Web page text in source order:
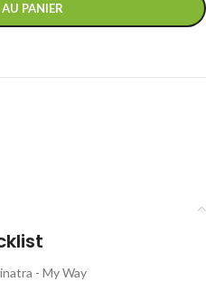
PANIER
- My Way